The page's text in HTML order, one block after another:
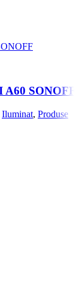
SONOFF
Iluminat, Produse